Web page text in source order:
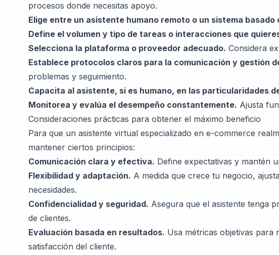
procesos donde necesitas apoyo.
Elige entre un asistente humano remoto o un sistema
Define el volumen y tipo de tareas o interacciones que
Selecciona la plataforma o proveedor adecuado. Considera
Establece protocolos claros para la comunicación y gestión
problemas y seguimiento.
Capacita al asistente, si es humano, en las particularidades
Monitorea y evalúa el desempeño constantemente. Ajusta
Consideraciones prácticas para obtener el máximo beneficio
Para que un asistente virtual especializado en e-commerce
mantener ciertos principios:
Comunicación clara y efectiva. Define expectativas y mantén
Flexibilidad y adaptación. A medida que crece tu negocio,
necesidades.
Confidencialidad y seguridad. Asegura que el asistente tenga
de clientes.
Evaluación basada en resultados. Usa métricas objetivas para
satisfacción del cliente.